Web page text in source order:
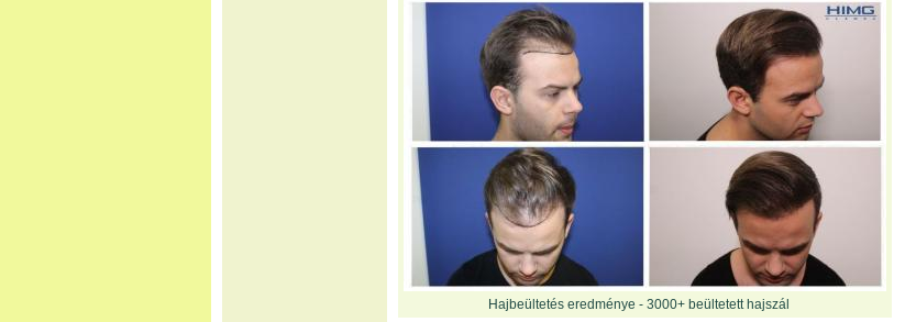
Hajbeültetés eredménye - 3000+ beültetett hajszál